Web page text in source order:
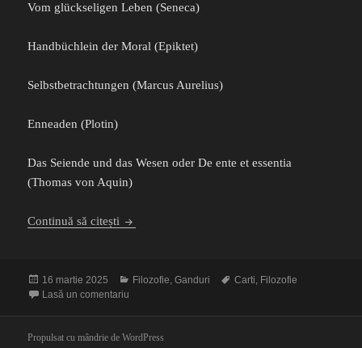
Vom glückseligen Leben (Seneca)
Handbüchlein der Moral (Epiktet)
Selbstbetrachtungen (Marcus Aurelius)
Enneaden (Plotin)
Das Seiende und das Wesen oder De ente et essentia
(Thomas von Aquin)
Continuă să citești Dovada
Publicat
pe
16 martie 2025 Categorii
Filozofie,Ganduri Etichete
Carti, Filozofie
Lasă un comentariu
Propulsat cu mândrie de WordPress